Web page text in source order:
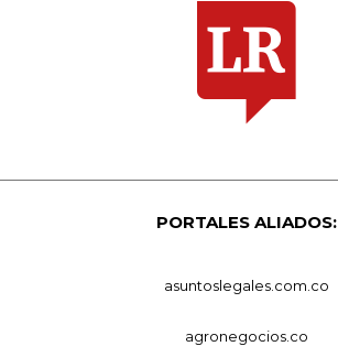
PORTALES ALIADOS:
asuntoslegales.com.co
agronegocios.co